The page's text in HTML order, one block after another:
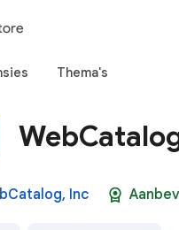
Thema's
Inc